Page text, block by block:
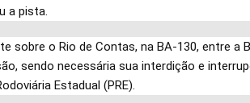
a pista.
sobre o Rio de Contas, na BA-130, entre a
sendo necessária sua interdição e
Estadual (PRE).